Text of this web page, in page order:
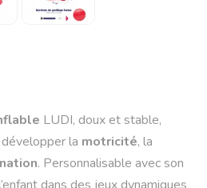
LUDI, doux et stable,
la motricité, la
. Personnalisable avec son